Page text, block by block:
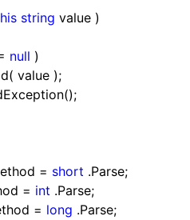
string value )
null )
value );
= short .Parse;
= int .Parse;
= long .Parse;